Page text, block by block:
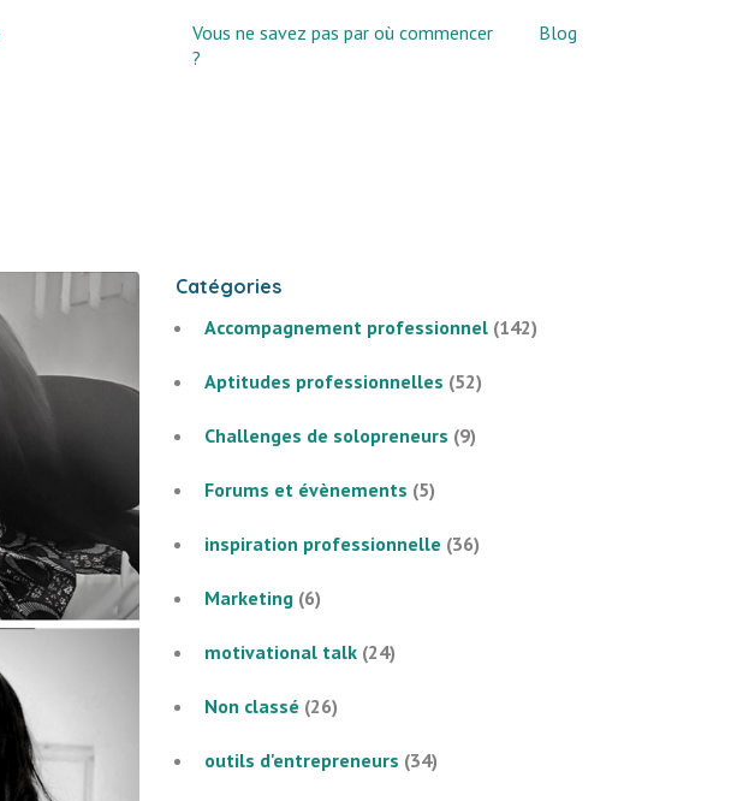
Vous ne savez pas par où commencer
?
Blog
Catégories
Accompagnement professionnel (142)
Aptitudes professionnelles (52)
Challenges de solopreneurs (9)
Forums et évènements (5)
inspiration professionnelle (36)
Marketing (6)
motivational talk (24)
Non classé (26)
outils d'entrepreneurs (34)